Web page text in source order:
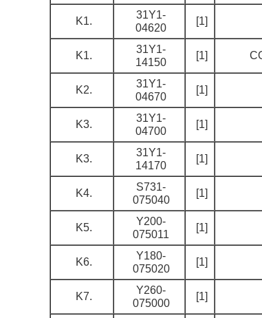
K1.
31Y1-
04620
[1]
K1.
31Y1-
14150
[1]
K2.
31Y1-
04670
[1]
K3.
31Y1-
04700
[1]
K3.
31Y1-
14170
[1]
K4.
S731-
075040
[1]
K5.
Y200-
075011
[1]
K6.
Y180-
075020
[1]
K7.
Y260-
075000
[1]